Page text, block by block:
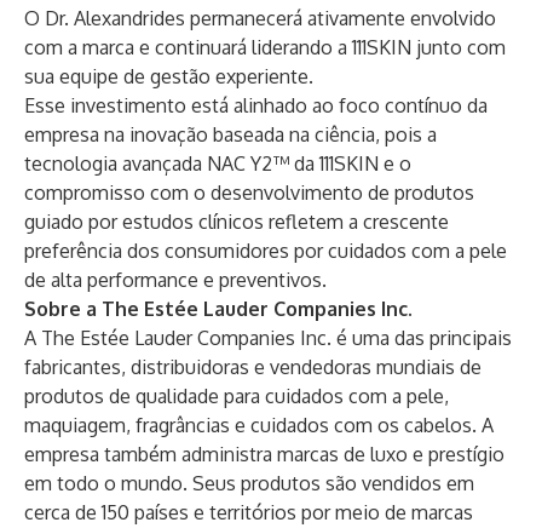
O Dr. Alexandrides permanecerá ativamente envolvido
com a marca e continuará liderando a 111SKIN junto com
sua equipe de gestão experiente.
Esse investimento está alinhado ao foco contínuo da
empresa na inovação baseada na ciência, pois a
tecnologia avançada NAC Y2™ da 111SKIN e o
compromisso com o desenvolvimento de produtos
guiado por estudos clínicos refletem a crescente
preferência dos consumidores por cuidados com a pele
de alta performance e preventivos.
Sobre a The Estée Lauder Companies Inc.
A The Estée Lauder Companies Inc. é uma das principais
fabricantes, distribuidoras e vendedoras mundiais de
produtos de qualidade para cuidados com a pele,
maquiagem, fragrâncias e cuidados com os cabelos. A
empresa também administra marcas de luxo e prestígio
em todo o mundo. Seus produtos são vendidos em
cerca de 150 países e territórios por meio de marcas